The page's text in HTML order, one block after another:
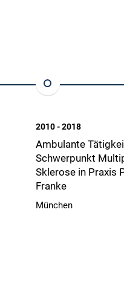
2010 - 2018
Ambulante
Schwerpunkt
Sklerose in Praxis
Franke
München